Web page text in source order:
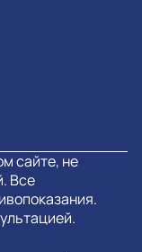
сайте, не
Все